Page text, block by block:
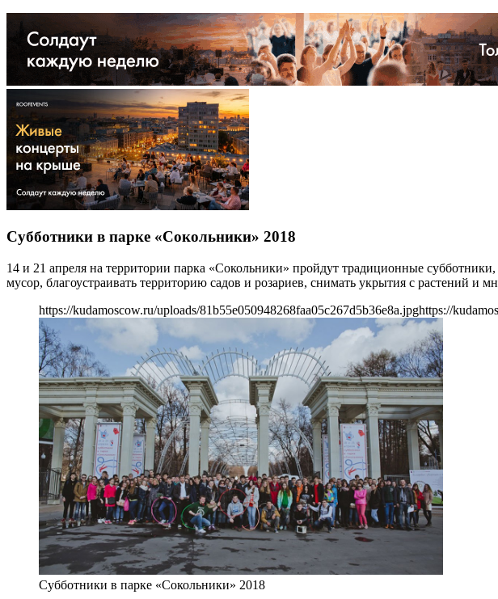
Субботники в парке «Сокольники» 2018
14 и 21 апреля на территории парка «Сокольники» пройдут традиционные
мусор, благоустраивать территорию садов и розариев, снимать укрытия с растений и
https://kudamoscow.ru/uploads/81b55e050948268faa05c267d5b36e8a.jpghttps://
Субботники в парке «Сокольники» 2018